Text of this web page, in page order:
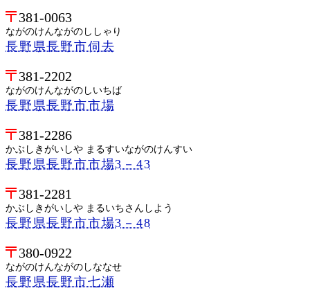
381-0063
ながのけんながのししゃり
長野県長野市伺去
381-2202
ながのけんながのしいちば
長野県長野市市場
381-2286
かぶしきがいしや まるすいながのけんすい
長野県長野市市場3－43
381-2281
かぶしきがいしや まるいちさんしよう
長野県長野市市場3－48
380-0922
ながのけんながのしななせ
長野県長野市七瀬